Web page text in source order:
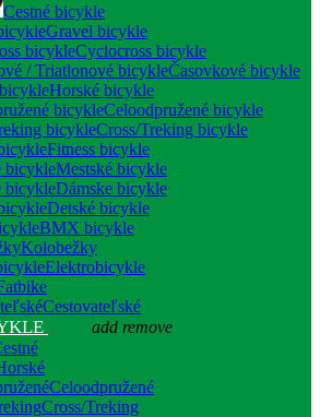
Cestné bicykle
Gravel bicykle
Cyclocross bicykle
Časovkové bicykle
Horské bicykle
Celoodpružené bicykle
Cross/Treking bicykle
Fitness bicykle
Mestské bicykle
Dámske bicykle
Detské bicykle
BMX bicykle
Kolobežky
Elektrobicykle
Cestovateľské
add remove
Celoodpružené
Cross/Treking